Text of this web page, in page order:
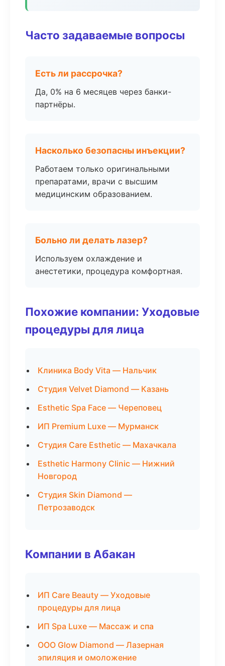
Часто задаваемые вопросы
Есть ли рассрочка?
Да, 0% на 6 месяцев через банки-
партнёры.
Насколько безопасны инъекции?
Работаем только оригинальными
препаратами, врачи с высшим
медицинским образованием.
Больно ли делать лазер?
Используем охлаждение и
анестетики, процедура комфортная.
Похожие компании: Уходовые
процедуры для лица
Клиника Body Vita — Нальчик
Студия Velvet Diamond — Казань
Esthetic Spa Face — Череповец
ИП Premium Luxe — Мурманск
Студия Care Esthetic — Махачкала
Esthetic Harmony Clinic — Нижний
Новгород
Студия Skin Diamond —
Петрозаводск
Компании в Абакан
ИП Care Beauty — Уходовые
процедуры для лица
ИП Spa Luxe — Массаж и спа
ООО Glow Diamond — Лазерная
эпиляция и омоложение